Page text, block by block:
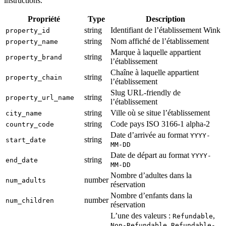
Propriété Type Description
property_id string Identifiant de l’établissement Wink
property_name string Nom affiché de l’établissement
property_brand string
Marque à laquelle appartient
l’établissement
property_chain string
Chaîne à laquelle appartient
l’établissement
property_url_name string
Slug URL-friendly de
l’établissement
city_name string Ville où se situe l’établissement
country_code string Code pays ISO 3166-1 alpha-2
start_date string
Date d’arrivée au format YYYY-
MM-DD
end_date string
Date de départ au format YYYY-
MM-DD
num_adults number
Nombre d’adultes dans la
réservation
num_children number
Nombre d’enfants dans la
réservation
L’une des valeurs : Refundable,